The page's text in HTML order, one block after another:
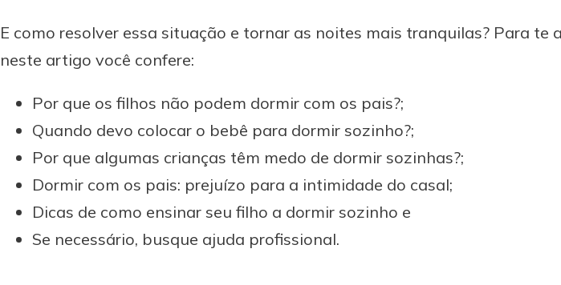
E como resolver essa situação e tornar as noites mais tranquilas? Para te
neste artigo você confere:
Por que os filhos não podem dormir com os pais?;
Quando devo colocar o bebê para dormir sozinho?;
Por que algumas crianças têm medo de dormir sozinhas?;
Dormir com os pais: prejuízo para a intimidade do casal;
Dicas de como ensinar seu filho a dormir sozinho e
Se necessário, busque ajuda profissional.